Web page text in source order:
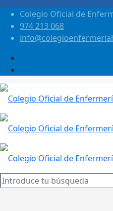
Colegio Oficial de
974 213 068